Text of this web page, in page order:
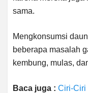
sama.
Mengkonsumsi
beberapa masalah
kembung, mulas,
Baca juga : Ciri-Ciri